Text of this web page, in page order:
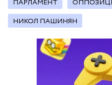
ПАРЛАМЕНТ
НИКОЛ ПАШИНЯН
Люсиль Рандон (118
На протяжении всей
возникали различные
сильное влияние на
культов были